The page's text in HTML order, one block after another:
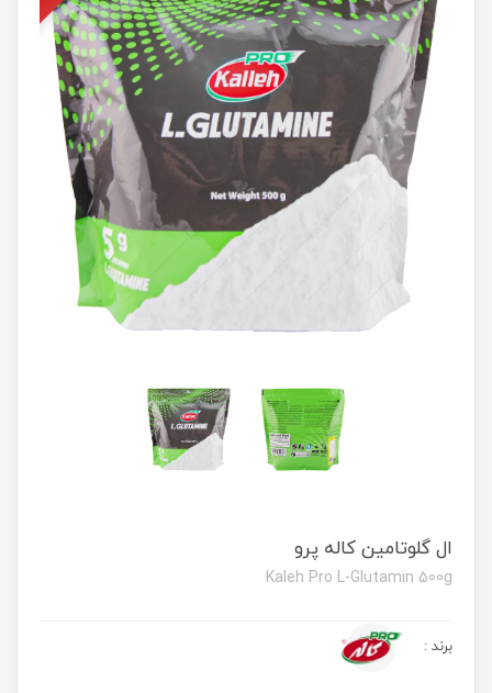
ال گلوتامین کاله پرو
Kaleh Pro L-Glutamin 500g
برند :